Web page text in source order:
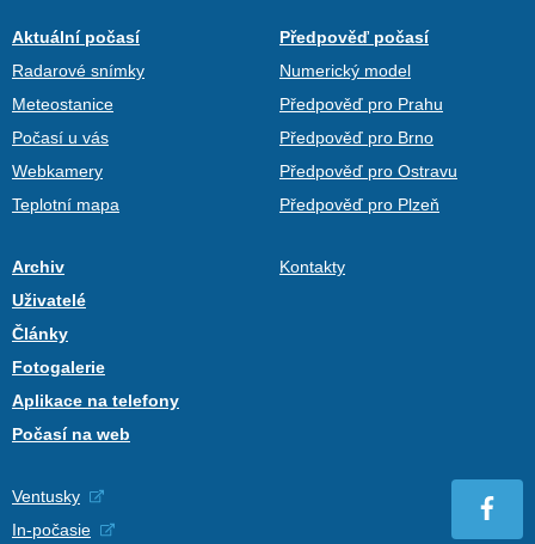
Aktuální počasí
Radarové snímky
Meteostanice
Počasí u vás
Webkamery
Teplotní mapa
Předpověď počasí
Numerický model
Předpověď pro Prahu
Předpověď pro Brno
Předpověď pro Ostravu
Předpověď pro Plzeň
Archiv
Uživatelé
Články
Fotogalerie
Aplikace na telefony
Počasí na web
Kontakty
Ventusky
In-počasie